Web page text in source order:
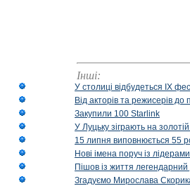
Інші:
У столиці відбудеться IX
Від акторів та режисерів до
Закупили 100 Starlink
У Луцьку зіграють на
15 липня виповнюється 55
Нові імена поруч із
Пішов із життя
Згадуємо Мирослава